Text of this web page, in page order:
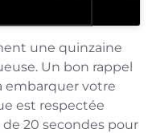
une quinzaine
Un bon rappel
embarquer votre
est respectée
20 secondes pour